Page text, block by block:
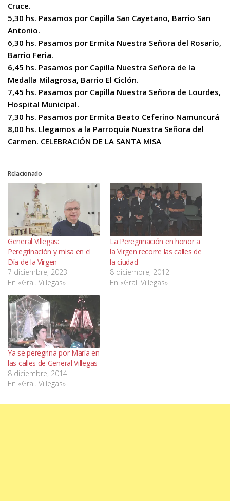
Cruce.
5,30 hs. Pasamos por Capilla San Cayetano, Barrio San
Antonio.
6,30 hs. Pasamos por Ermita Nuestra Señora del Rosario,
Barrio Feria.
6,45 hs. Pasamos por Capilla Nuestra Señora de la
Medalla Milagrosa, Barrio El Ciclón.
7,45 hs. Pasamos por Capilla Nuestra Señora de Lourdes,
Hospital Municipal.
7,30 hs. Pasamos por Ermita Beato Ceferino Namuncurá
8,00 hs. Llegamos a la Parroquia Nuestra Señora del
Carmen. CELEBRACIÓN DE LA SANTA MISA
Relacionado
General Villegas:
Peregrinación y misa en el
Día de la Virgen
7 diciembre, 2023
En «Gral. Villegas»
La Peregrinación en honor a
la Virgen recorre las calles de
la ciudad
8 diciembre, 2012
En «Gral. Villegas»
Ya se peregrina por María en
las calles de General Villegas
8 diciembre, 2014
En «Gral. Villegas»